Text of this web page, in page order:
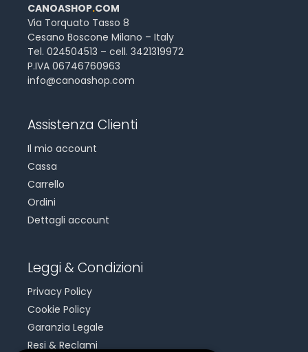
CANOASHOP.COM
Via Torquato Tasso 8
Cesano Boscone Milano – Italy
Tel. 024504513 – cell. 3421319972
P.IVA 06746760963
info@canoashop.com
Assistenza Clienti
Il mio account
Cassa
Carrello
Ordini
Dettagli account
Leggi & Condizioni
Privacy Policy
Cookie Policy
Garanzia Legale
Resi & Reclami